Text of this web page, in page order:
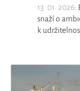
13. 01. 2026:
snaží o
k